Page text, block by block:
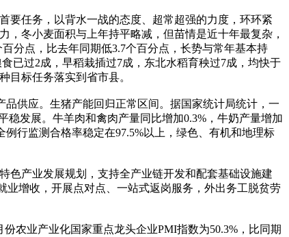
要任务，以背水一战的态度、超常超强的力度，环环紧
冬小麦面积与上年持平略减，但苗情是近十年最复杂，
分点，比去年同期低3.7个百分点，长势与常年基本持
已过2成，早稻栽插过7成，东北水稻育秧过7成，均快于
目标任务落实到省市县。
供应。生猪产能回归正常区间。据国家统计局统计，一
稳发展。牛羊肉和禽肉产量同比增加0.3%，牛奶产量增加
行监测合格率稳定在97.5%以上，绿色、有机和地理标
色产业发展规划，支持全产业链开发和配套基础设施建
业增收，开展点对点、一站式返岗服务，外出务工脱贫劳
农业产业化国家重点龙头企业PMI指数为50.3%，比同期